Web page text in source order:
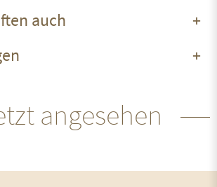
auch
angesehen